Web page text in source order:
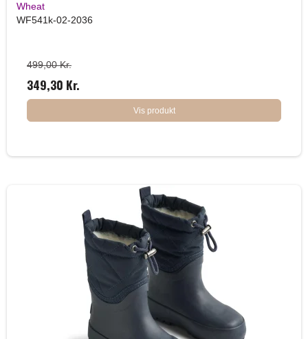
Wheat
WF541k-02-2036
499,00 Kr.
349,30 Kr.
Vis produkt